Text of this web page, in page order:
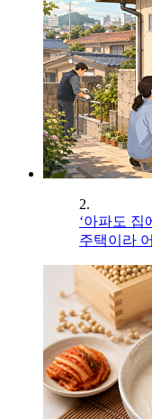
2.
‘아파도 집
주택이라